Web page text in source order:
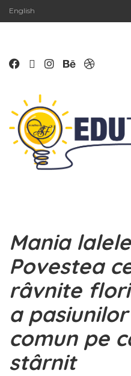
English
Mania
Povestea
râvnite
a
comun pe
stârnit